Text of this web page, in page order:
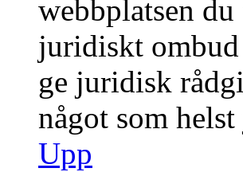
webbplatsen
juridiskt
ge juridisk
något som
Upp